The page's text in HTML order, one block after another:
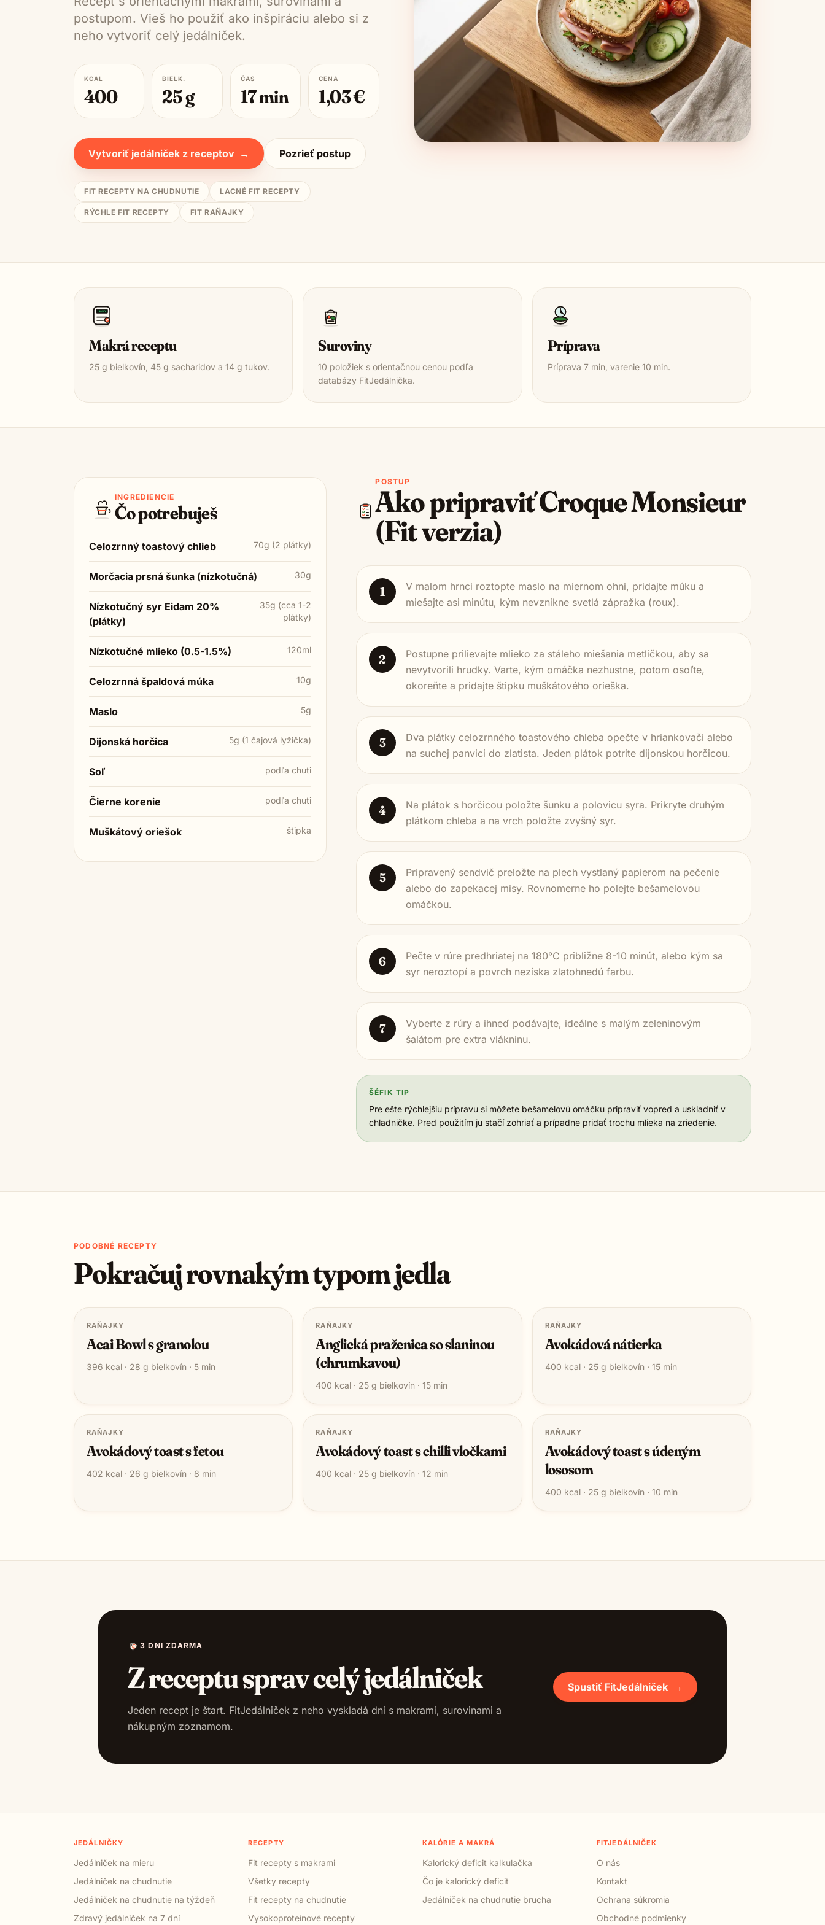
postupom. Vieš ho použiť ako inšpiráciu alebo si z
neho vytvoriť celý jedálniček.
KCAL
400
BIELK.
25g
ČAS
17min
CENA
1,03€
Vytvoriť jedálniček z receptov → Pozrieť postup
FIT RECEPTY NA CHUDNUTIE LACNÉ FIT RECEPTY
RÝCHLE FIT RECEPTY FIT RAŇAJKY
1850
Makrá receptu
25 g bielkovín, 45 g sacharidov a 14 g tukov.
Suroviny
10 položiek s orientačnou cenou podľa
databázy FitJedálnička.
Príprava
Príprava 7min, varenie 10 min.
INGREDIENCIE
Čo potrebuješ
Celozrnný toastový chlieb 70g (2 plátky)
Morčacia prsná šunka (nízkotučná) 30g
Nízkotučný syr Eidam 20%
(plátky)
35g (cca 1-2
plátky)
Nízkotučné mlieko (0.5-1.5%) 120ml
Celozrnná špaldová múka 10g
Maslo 5g
Dijonská horčica 5g (1 čajová lyžička)
Soľ podľa chuti
Čierne korenie podľa chuti
Muškátový oriešok štipka
POSTUP
Ako pripraviťCroque Monsieur
(Fit verzia)
1
V malom hrnci roztopte maslo na miernom ohni, pridajte múku a
miešajte asi minútu, kým nevznikne svetlá zápražka (roux).
2
Postupne prilievajte mlieko za stáleho miešania metličkou, aby sa
nevytvorili hrudky. Varte, kým omáčka nezhustne, potom osoľte,
okoreňte a pridajte štipku muškátového orieška.
3
Dva plátky celozrnného toastového chleba opečte v hriankovači alebo
na suchej panvici do zlatista. Jeden plátok potrite dijonskou horčicou.
4
Na plátok s horčicou položte šunku a polovicu syra. Prikryte druhým
plátkom chleba a na vrch položte zvyšný syr.
5
Pripravený sendvič preložte na plech vystlaný papierom na pečenie
alebo do zapekacej misy. Rovnomerne ho polejte bešamelovou
omáčkou.
6
Pečte v rúre predhriatej na 180°C približne 8-10 minút, alebo kým sa
syr neroztopí a povrch nezíska zlatohnedú farbu.
7
Vyberte z rúry a ihneď podávajte, ideálne s malým zeleninovým
šalátom pre extra vlákninu.
ŠÉFIK TIP
Pre ešte rýchlejšiu prípravu si môžete bešamelovú omáčku pripraviť vopred a uskladniť v
chladničke. Pred použitím ju stačí zohriať a prípadne pridať trochu mlieka na zriedenie.
PODOBNÉ RECEPTY
Pokračuj rovnakým typom jedla
RAŇAJKY
Acai Bowl s granolou
396 kcal · 28 g bielkovín · 5 min
RAŇAJKY
Anglická praženica so slaninou
(chrumkavou)
400 kcal · 25 g bielkovín ·15 min
RAŇAJKY
Avokádová nátierka
400 kcal · 25g bielkovín · 15min
RAŇAJKY
Avokádový toast s fetou
402 kcal · 26 g bielkovín · 8 min
RAŇAJKY
Avokádový toast s chilli vločkami
400 kcal · 25 g bielkovín ·12 min
RAŇAJKY
Avokádový toast s údeným
lososom
400 kcal · 25g bielkovín · 10 min
3 DNI ZDARMA
Z receptu sprav celý jedálniček
Jeden recept je štart. FitJedálniček z neho vyskladá dni s makrami, surovinami a
nákupným zoznamom.
Spustiť FitJedálniček →
JEDÁLNIČKY
Jedálniček na mieru
Jedálniček na chudnutie
Jedálniček na chudnutie na týždeň
Zdravý jedálniček na 7 dní
RECEPTY
Fit recepty s makrami
Všetky recepty
Fit recepty na chudnutie
Vysokoproteínové recepty
KALÓRIE A MAKRÁ
Kalorický deficit kalkulačka
Čo je kalorický deficit
Jedálniček na chudnutie brucha
FITJEDÁLNIČEK
O nás
Kontakt
Ochrana súkromia
Obchodné podmienky